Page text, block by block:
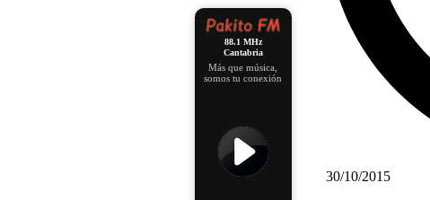
88.1 MHz
Cantabria
Más que música,
somos tu conexión
30/10/2015